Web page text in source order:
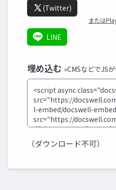
(Twitter)
または
LINE
埋め込む »CMSなどでJS
（ダウンロード不可）